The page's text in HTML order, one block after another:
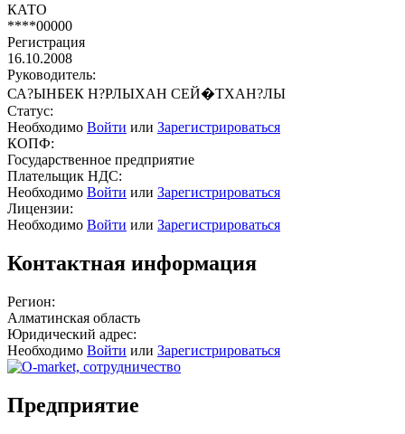
КАТО
****00000
Регистрация
16.10.2008
Руководитель:
СА?ЫНБЕК Н?РЛЫХАН СЕЙ�ТХАН?ЛЫ
Статус:
Необходимо Войти или Зарегистрироваться
КОПФ:
Государственное предприятие
Плательщик НДС:
Необходимо Войти или Зарегистрироваться
Лицензии:
Необходимо Войти или Зарегистрироваться
Контактная информация
Регион:
Алматинская область
Юридический адрес:
Необходимо Войти или Зарегистрироваться
Предприятие